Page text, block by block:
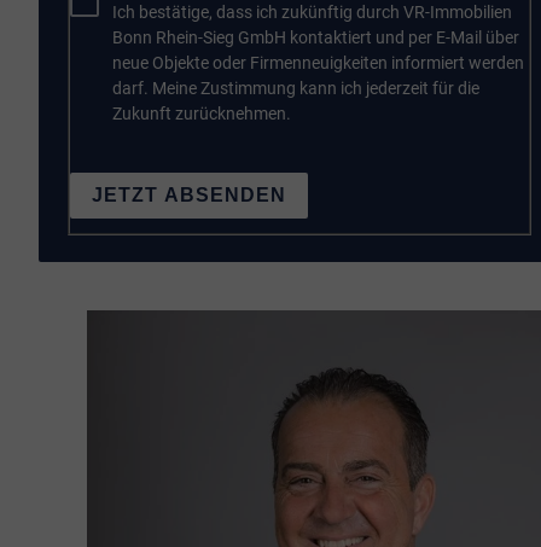
Ich bestätige, dass ich zukünftig durch VR-Immobilien
Bonn Rhein-Sieg GmbH kontaktiert und per E-Mail über
neue Objekte oder Firmenneuigkeiten informiert werden
darf. Meine Zustimmung kann ich jederzeit für die
Zukunft zurücknehmen.
JETZT ABSENDEN